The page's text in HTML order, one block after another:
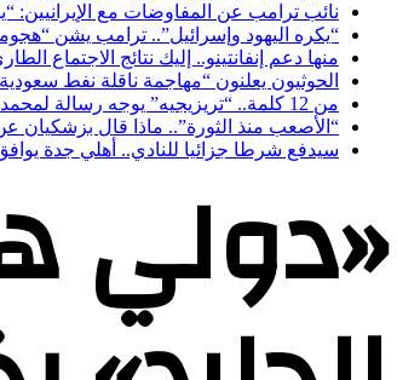
نائب ترامب عن المفاوضات مع
“يكره اليهود وإسرائيل”.. ترامب يشن
منها دعم إنفانتينو.. إليك نتائج الاجتماع
الحوثيون يعلنون “مهاجمة ناقلة نفط
من 12 كلمة.. “تريزيجيه” يوجه رسالة لمحمد صلاح بعد انتقاله إلى طرابزون سبور
“الأصعب منذ الثورة”.. ماذا قال بزشكيان
سيدفع شرطا جزائيا للنادي.. أهلي جدة
«دولي